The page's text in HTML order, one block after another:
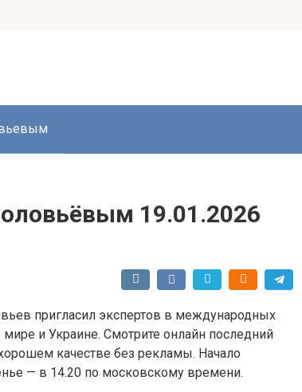
19.01.2026
пригласил экспертов в международных
и Украине. Смотрите онлайн последний
качестве без рекламы. Начало
— в 14.20 по московскому времени.